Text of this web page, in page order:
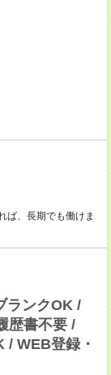
、長期でも働けま
ランクOK /
歴書不要 /
/ WEB登録・